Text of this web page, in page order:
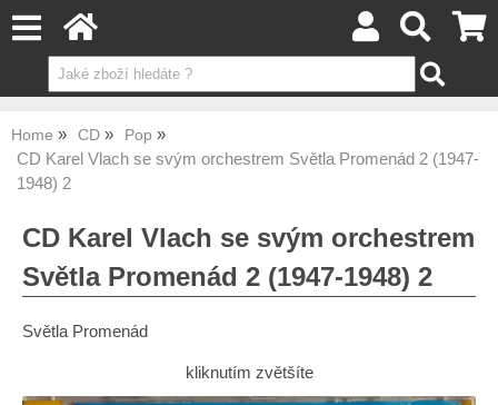
Home CD Pop
CD Karel Vlach se svým orchestrem Světla Promenád 2 (1947-
1948) 2
CD Karel Vlach se svým orchestrem
Světla Promenád 2 (1947-1948) 2
Světla Promenád
kliknutím zvětšíte